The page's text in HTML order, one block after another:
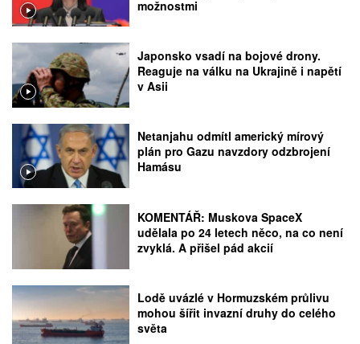
možnostmi
Japonsko vsadí na bojové drony.
Reaguje na válku na Ukrajině i napětí
v Asii
Netanjahu odmítl americký mírový
plán pro Gazu navzdory odzbrojení
Hamásu
KOMENTÁŘ: Muskova SpaceX
udělala po 24 letech něco, na co není
zvyklá. A přišel pád akcií
Lodě uvázlé v Hormuzském průlivu
mohou šířit invazní druhy do celého
světa